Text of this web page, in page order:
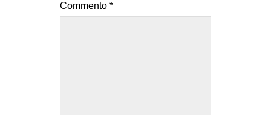
Commento *